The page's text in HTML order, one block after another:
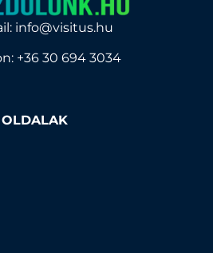
info@visitus.hu
+36 30 694 3034
OLDALAK